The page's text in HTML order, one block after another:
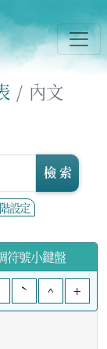
內文
設定
檢 索
符號小鍵盤
ˋ ^ +